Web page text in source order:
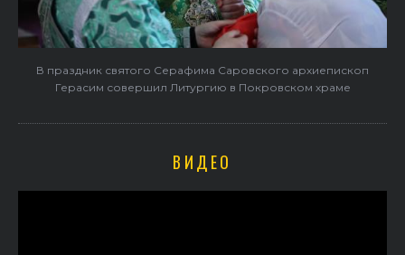
В праздник святого Серафима Саровского архиепископ
Герасим совершил Литургию в Покровском храме
ВИДЕО